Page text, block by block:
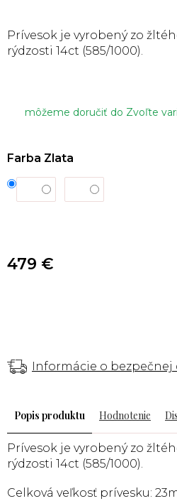
môžeme doručiť do Zvoľte
Farba Zlata
Prívesok je vyrobený zo
rýdzosti 14ct (585/1000).
Informácie o bezpečnej
479 €
Popis Hodnotenie
Prívesok je vyrobený zo
rýdzosti 14ct (585/1000).
Celková veľkosť prívesku: